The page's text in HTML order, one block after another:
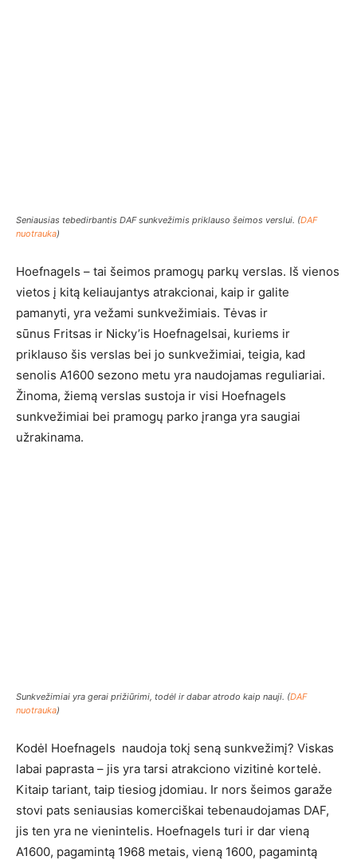
Seniausias tebedirbantis DAF sunkvežimis priklauso šeimos verslui. (DAF
nuotrauka)
Hoefnagels – tai šeimos pramogų parkų verslas. Iš vienos
vietos į kitą keliaujantys atrakcionai, kaip ir galite
pamanyti, yra vežami sunkvežimiais. Tėvas ir
sūnus Fritsas ir Nicky’is Hoefnagelsai, kuriems ir
priklauso šis verslas bei jo sunkvežimiai, teigia, kad
senolis A1600 sezono metu yra naudojamas reguliariai.
Žinoma, žiemą verslas sustoja ir visi Hoefnagels
sunkvežimiai bei pramogų parko įranga yra saugiai
užrakinama.
Sunkvežimiai yra gerai prižiūrimi, todėl ir dabar atrodo kaip nauji. (DAF
nuotrauka)
Kodėl Hoefnagels naudoja tokį seną sunkvežimį? Viskas
labai paprasta – jis yra tarsi atrakciono vizitinė kortelė.
Kitaip tariant, taip tiesiog įdomiau. Ir nors šeimos garaže
stovi pats seniausias komerciškai tebenaudojamas DAF,
jis ten yra ne vienintelis. Hoefnagels turi ir dar vieną
A1600, pagamintą 1968 metais, vieną 1600, pagamintą